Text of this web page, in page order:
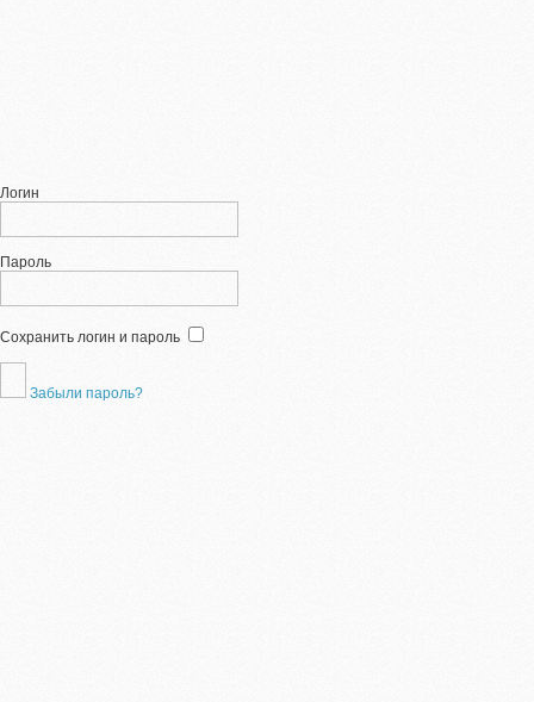
Логин
Пароль
Сохранить логин и пароль
Забыли пароль?